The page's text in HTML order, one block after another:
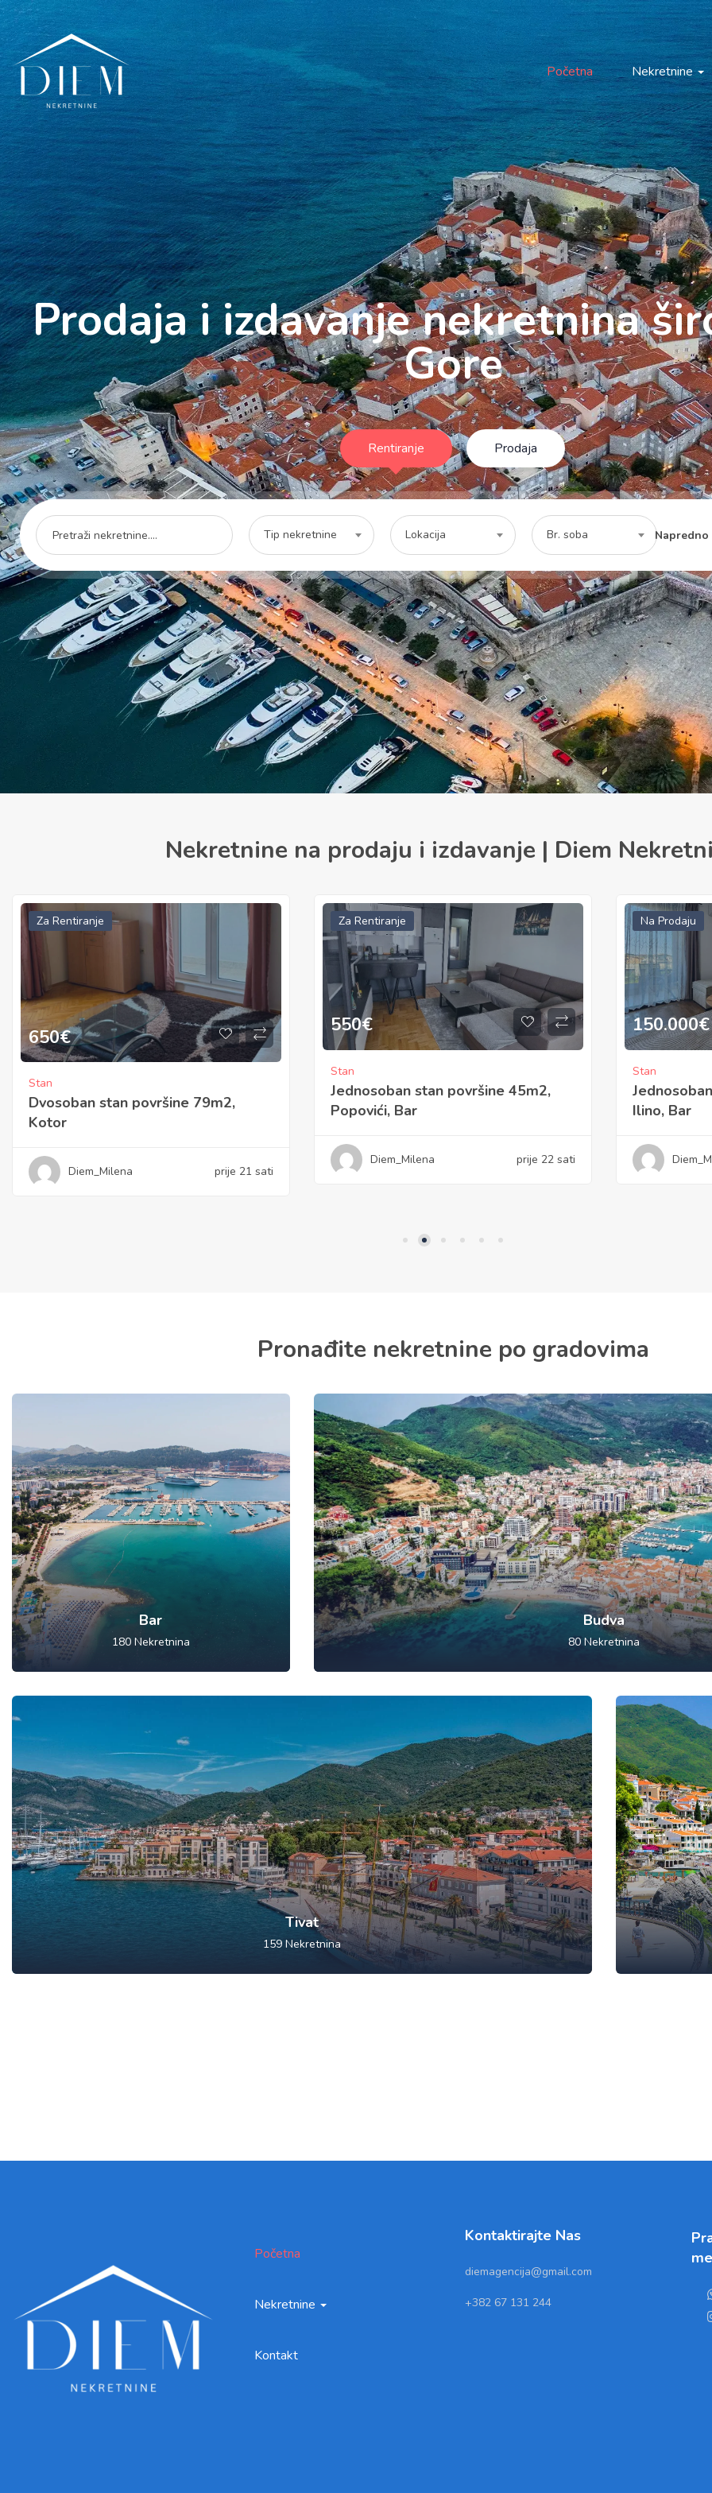
Početna Nekretnine
Prodaja i izdavanje nekretnina
Gore
Rentiranje Prodaja
Tip nekretnine Lokacija Br. soba Napredno
Nekretnine na prodaju i izdavanje | Diem
Za Rentiranje
550€
Jednosoban stan površine 45m2,
Popovići, Bar
Na Prodaju
150.000€
Stan
Jednosoban stan površine 48m2,
Ilino, Bar
Diem_Milena prije 1 dan
Za Rentiranje
500€
Stan
zgrada
Pronađite nekretnine po gradovima
Bar
180Nekretnina
Budva
80Nekretnina
Tivat
159Nekretnina
Početna
Nekretnine
Kontakt
Kontaktirajte Nas
diemagencija@gmail.com
+382 67 131 244